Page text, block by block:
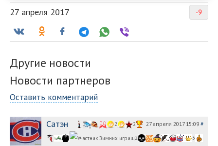
-9
27 апреля 2017
Другие новости
Новости партнеров
Оставить комментарий
Сатэн 27 апреля 2017 15:09 #
2
2
2
3